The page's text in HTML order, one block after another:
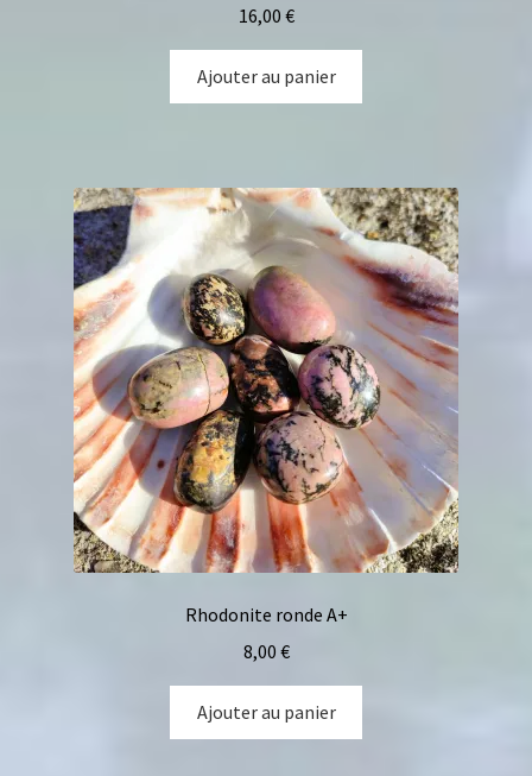
16,00 €
Ajouter au panier
Rhodonite ronde A+
8,00 €
Ajouter au panier